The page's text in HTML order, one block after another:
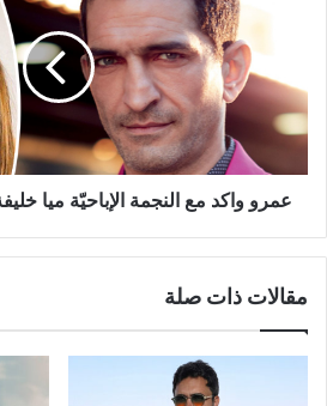
الإباحيّة
ميا
خليفة..
المصريون
غاضبون!
عمرو واكد مع النجمة الإباحيّة ميا
مقالات ذات صلة